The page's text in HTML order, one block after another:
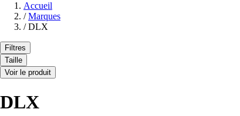
Accueil
/ Marques
/ DLX
Filtres
Taille
Voir le produit
DLX